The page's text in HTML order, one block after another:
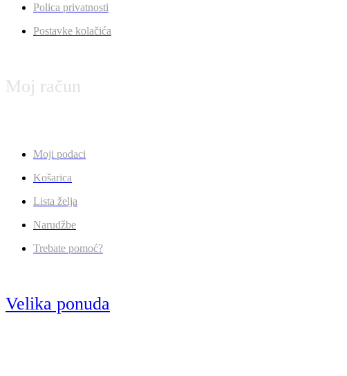
Polica privatnosti
Postavke kolačića
Moj račun
Moji podaci
Košarica
Lista želja
Narudžbe
Trebate pomoć?
Velika ponuda